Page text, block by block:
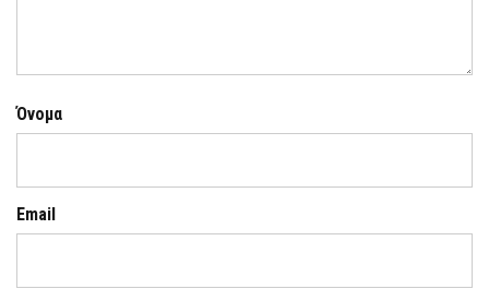
Όνομα
Email